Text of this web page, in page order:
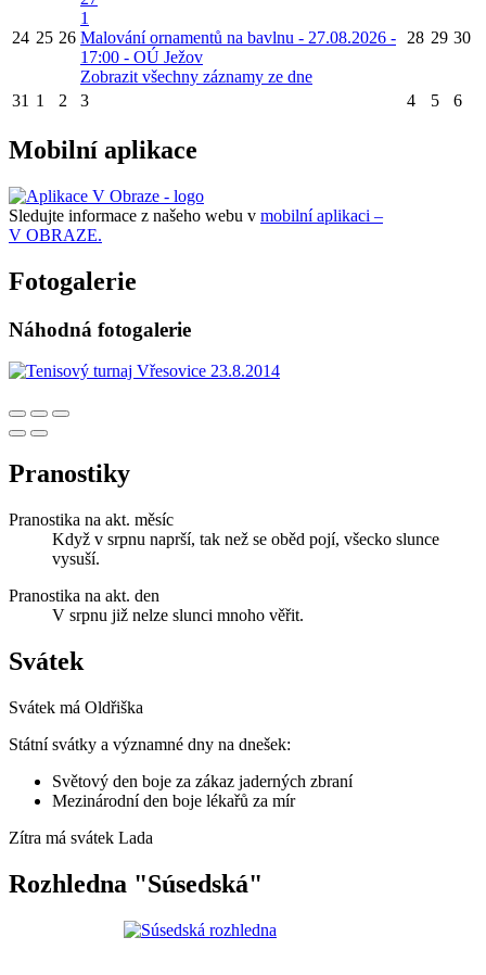
24 25 26
1
Malování ornamentů na bavlnu - 27.08.2026 -
17:00 - OÚ Ježov
Zobrazit všechny záznamy ze dne
28 29 30
31 1 2 3 4 5 6
Mobilní aplikace
Sledujte informace z našeho webu v mobilní aplikaci –
V OBRAZE.
Fotogalerie
Náhodná fotogalerie
Pranostiky
Pranostika na akt. měsíc
Když v srpnu naprší, tak než se oběd pojí, všecko slunce
vysuší.
Pranostika na akt. den
V srpnu již nelze slunci mnoho věřit.
Svátek
Svátek má Oldřiška
Státní svátky a významné dny na dnešek:
Světový den boje za zákaz jaderných zbraní
Mezinárodní den boje lékařů za mír
Zítra má svátek Lada
Rozhledna "Súsedská"